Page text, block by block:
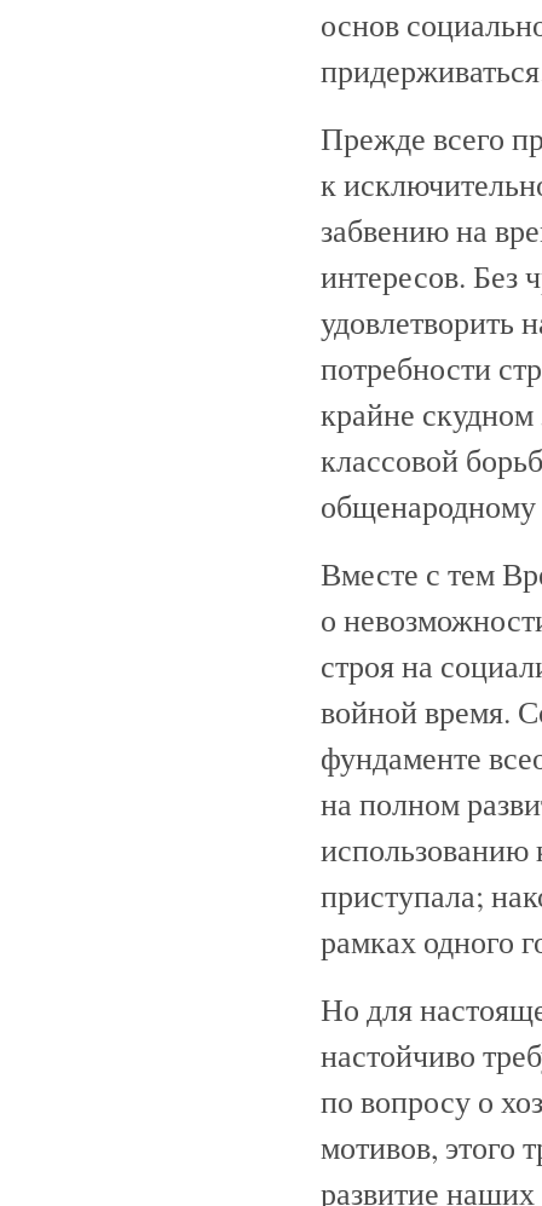
основ
Прежде всего
к
забвению на
интересов. Без
удовлетворить
потребности
крайне скудном
классовой
общенародному
Вместе с тем
о
строя на
войной время.
фундаменте
на полном
использованию
приступала;
рамках одного
Но для
настойчиво
по вопросу о
мотивов, этого
развитие